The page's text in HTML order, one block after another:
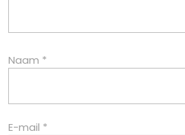
Naam *
E-mail *